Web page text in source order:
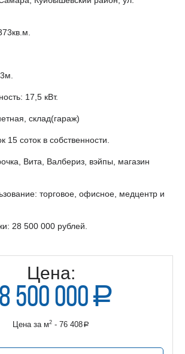
17,5 кВт.
склад(гараж)
15 соток в собственности.
Вита, Валбериз, вэйпы, магазин
торговое, офисное, медцентр и
28 500 000 рублей.
Цена:
500 000 a
руб.Цена за м2 - 76 408 a